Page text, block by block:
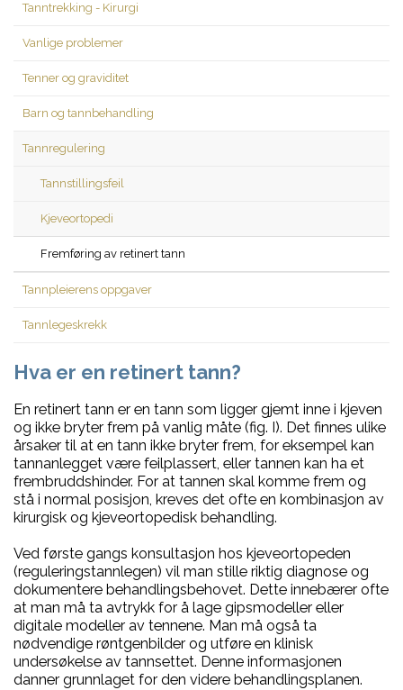
Tanntrekking - Kirurgi
Vanlige problemer
Tenner og graviditet
Barn og tannbehandling
Tannregulering
Tannstillingsfeil
Kjeveortopedi
Fremføring av retinert tann
Tannpleierens oppgaver
Tannlegeskrekk
Hva er en retinert tann?
En retinert tann er en tann som ligger gjemt inne i kjeven
og ikke bryter frem på vanlig måte (fig. I). Det finnes ulike
årsaker til at en tann ikke bryter frem, for eksempel kan
tannanlegget være feilplassert, eller tannen kan ha et
frembruddshinder. For at tannen skal komme frem og
stå i normal posisjon, kreves det ofte en kombinasjon av
kirurgisk og kjeveortopedisk behandling.
Ved første gangs konsultasjon hos kjeveortopeden
(reguleringstannlegen) vil man stille riktig diagnose og
dokumentere behandlingsbehovet. Dette innebærer ofte
at man må ta avtrykk for å lage gipsmodeller eller
digitale modeller av tennene. Man må også ta
nødvendige røntgenbilder og utføre en klinisk
undersøkelse av tannsettet. Denne informasjonen
danner grunnlaget for den videre behandlingsplanen.